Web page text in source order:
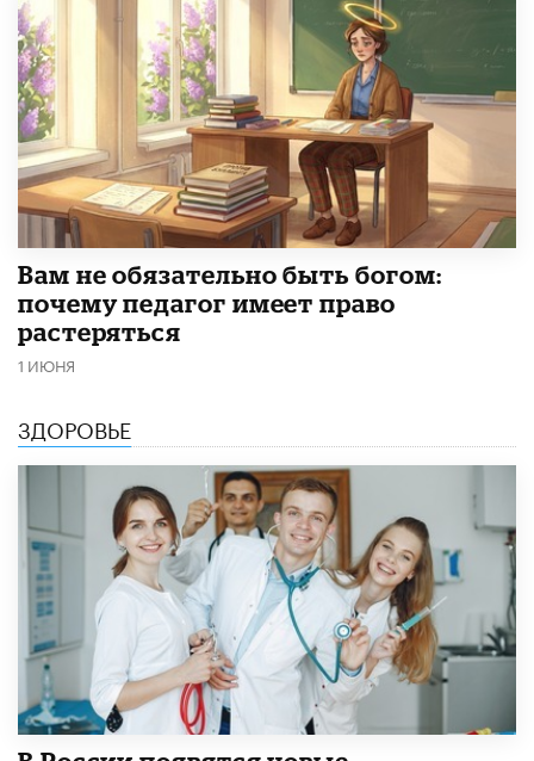
​Вам не обязательно быть богом:
почему педагог имеет право
растеряться
1 ИЮНЯ
ЗДОРОВЬЕ